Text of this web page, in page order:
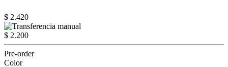
$ 2.420
$ 2.200
Pre-order
Color